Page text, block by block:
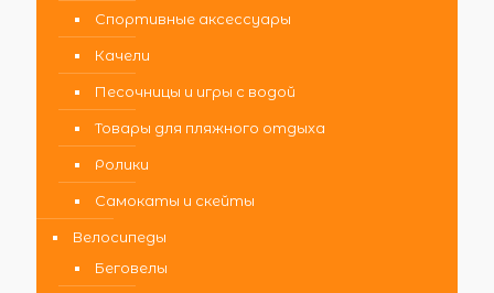
Спортивные аксессуары
Качели
Песочницы и игры с водой
Товары для пляжного отдыха
Ролики
Самокаты и скейты
Велосипеды
Беговелы